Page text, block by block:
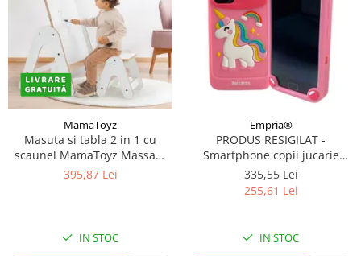
MamaToyz
Masuta si tabla 2 in 1 cu
scaunel MamaToyz Massam
MDF
395,87 Lei
IN STOC
Empria®
PRODUS RESIGILAT -
Smartphone copii jucarie
educativa video foto 32gb TF
card rezolutie 480*800
display 10cm, Diverse culori
335,55 Lei
255,61 Lei
IN STOC